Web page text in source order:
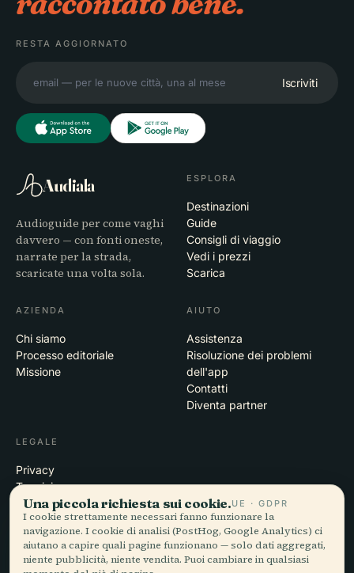
RESTA AGGIORNATO
Iscriviti
Audiala
Audioguide per come vaghi
davvero — con fonti oneste,
narrate per la strada,
scaricate una volta sola.
ESPLORA
Destinazioni
Guide
Consigli di viaggio
Vedi i prezzi
Scarica
AZIENDA
Chi siamo
Processo editoriale
Missione
AIUTO
Assistenza
Risoluzione dei problemi
dell'app
Contatti
Diventa partner
LEGALE
Privacy
Termini
Impostazioni cookie
Elimina account
Una piccola richiesta sui cookie.UE · GDPR
I cookie strettamente necessari fanno funzionare la
navigazione. I cookie di analisi (PostHog, Google Analytics) ci
aiutano a capire quali pagine funzionano — solo dati aggregati,
niente pubblicità, niente vendita. Puoi cambiare in qualsiasi